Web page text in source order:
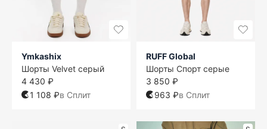
Ymkashix
Шорты Velvet серый
4 430 ₽
1 108 ₽в Сплит
RUFF Global
Шорты Спорт серые
3 850 ₽
963 ₽в Сплит